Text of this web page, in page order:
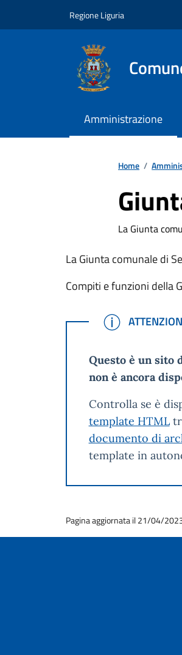
Regione Liguria
Amministrazione
Home /
La Giunta
La Giunta comunale di
Compiti e funzioni della
Questo è un sito
non è ancora
Controlla se è
template HTML
documento di
template in
Pagina aggiornata il 21/04/